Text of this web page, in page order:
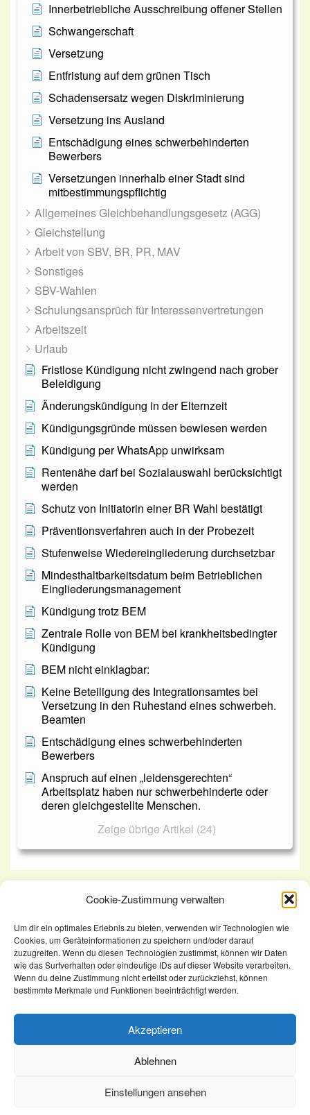
Cookie-Zustimmung verwalten
Um dir ein optimales Erlebnis zu bieten, verwenden wir Technologien wie
Cookies, um Geräteinformationen zu speichern und/oder darauf
zuzugreifen. Wenn du diesen Technologien zustimmst, können wir Daten
wie das Surfverhalten oder eindeutige IDs auf dieser Website verarbeiten.
Wenn du deine Zustimmung nicht erteilst oder zurückziehst, können
bestimmte Merkmale und Funktionen beeinträchtigt werden.
Akzeptieren
Ablehnen
Einstellungen ansehen
Innerbetriebliche Ausschreibung offener Stellen
Schwangerschaft
Versetzung
Entfristung auf dem grünen Tisch
Schadensersatz wegen Diskriminierung
Versetzung ins Ausland
Entschädigung eines schwerbehinderten
Bewerbers
Versetzungen innerhalb einer Stadt sind
mitbestimmungspflichtig
Allgemeines Gleichbehandlungsgesetz (AGG)
Gleichstellung
Arbeit von SBV, BR, PR, MAV
Sonstiges
SBV-Wahlen
Schulungsansprüch für Interessenvertretungen
Arbeitszeit
Urlaub
Fristlose Kündigung nicht zwingend nach grober
Beleidigung
Änderungskündigung in der Elternzeit
Kündigungsgründe müssen bewiesen werden
Kündigung per WhatsApp unwirksam
Rentenähe darf bei Sozialauswahl berücksichtigt
werden
Schutz von Initiatorin einer BR Wahl bestätigt
Präventionsverfahren auch in der Probezeit
Stufenweise Wiedereingliederung durchsetzbar
Mindesthaltbarkeitsdatum beim Betrieblichen
Eingliederungsmanagement
Kündigung trotz BEM
Zentrale Rolle von BEM bei krankheitsbedingter
Kündigung
BEM nicht einklagbar:
Keine Beteiligung des Integrationsamtes bei
Versetzung in den Ruhestand eines schwerbeh.
Beamten
Entschädigung eines schwerbehinderten
Bewerbers
Anspruch auf einen „leidensgerechten“
Arbeitsplatz haben nur schwerbehinderte oder
deren gleichgestellte Menschen.
Zeige übrige Artikel (24)
Keine Beteiligung des Integrationsamtes bei
Versetzung in den Ruhestand eines schwerbeh.
Beamten
Impressum
Rechtliches AGB